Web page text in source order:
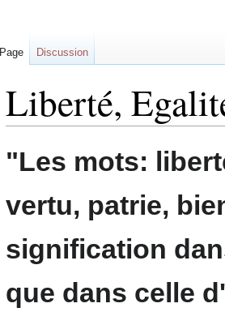
Liberté,
navigation
recherche
"Les mots:
vertu, patrie,
signification
que dans celle
Page Discussion